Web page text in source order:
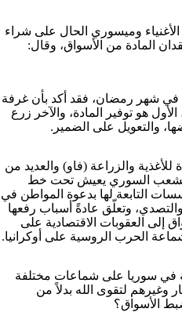
وميسوري الحال على شراء
المادة من الأسواق، وقال:
شهر رمضان، فقد أكد بأن غرفة
هو توفير المادة، والآخر زرع
والتعويل على الضمير.
والزراعة (فاو) والعديد من
بأنّ 90% من الشعب السوري يعيش تحت خط
التابعة لها بدعوة المواطن في
وتعلّق عادةً أسباب رفعها
إلى العقوبات الاقتصادية على
الحرب الروسية على أوكرانيا.
في سوريا على شماعات مختلفة
وغيرهم لتقوى الله بدلاً من
الأسواق؟